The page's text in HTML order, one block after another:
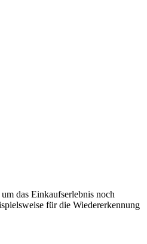
das Einkaufserlebnis noch
für die Wiedererkennung